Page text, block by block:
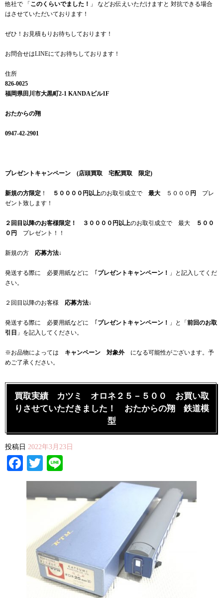
他社で 「 このくらいでました！
」 などお伝えいただけますと 対抗できる場合
はさせていただいております！
ぜひ！お見積もりお待ちしております！
お問合せはLINEにてお待ちしております！
住所
826-0025
福岡県田川市大黒町2-1 KANDAビル1F
おたからの翔
0947-42-2901
プレゼントキャンペーン (店頭買取 宅配買取 限定)
新規の方限定 ！ ５００００円以上のお取引成立で 最大 ５０００ 円 プレ
ゼント致します！
２回目以降のお客様限定！ ３００００円以上のお取引成立で 最大
５００
０円
プレゼント！！
新規の方 応募方法↓
発送する際に 必要用紙などに ｢ プレゼントキャンペーン！
」と記入してくだ
さい。
２回目以降のお客様 応募方法↓
発送する際に 必要用紙などに ｢ プレゼントキャンペーン！ 」と「 前回のお取
引日 」を記入してください。
※お品物によっては キャンペーン 対象外 になる可能性がございます。予
めご了承ください。
買取実績 カツミ オロネ２５－５００ お買い取
りさせていただきました！ おたからの翔 鉄道模
型
投稿日 2022年3月23日
Facebook
Twitter